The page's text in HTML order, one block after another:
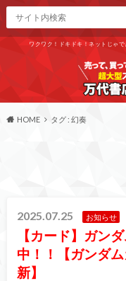
ワクワク！ドキドキ！ネットじゃ
HOME タグ : 幻奏
2025.07.25 お知らせ
【カード】ガン
中！！【ガンダ
新】